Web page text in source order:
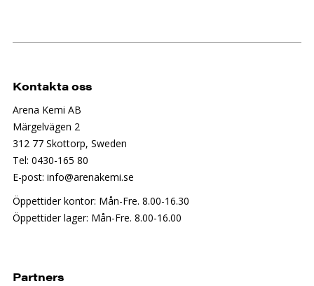
Kontakta oss
Arena Kemi AB
Märgelvägen 2
312 77 Skottorp, Sweden
Tel: 0430-165 80
E-post: info@arenakemi.se
Öppettider kontor: Mån-Fre. 8.00-16.30
Öppettider lager: Mån-Fre. 8.00-16.00
Partners